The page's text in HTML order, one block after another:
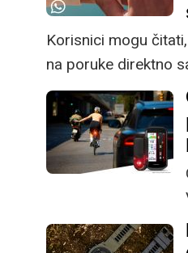
mobilnim telefonom.
Korisnici mogu
na poruke direktno